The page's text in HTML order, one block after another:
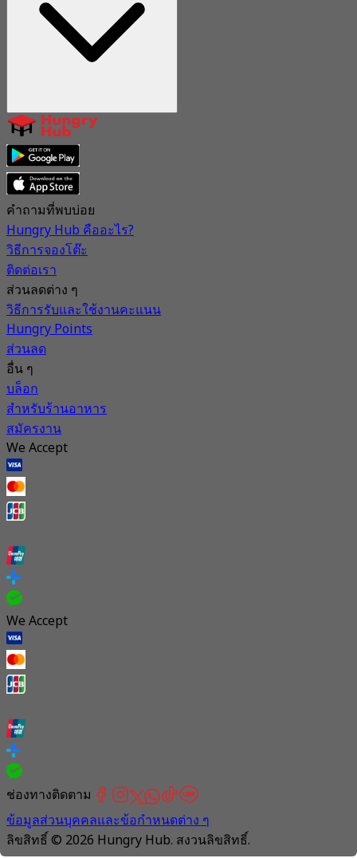
คำถามที่พบบ่อย
Hungry Hub คืออะไร?
วิธีการจองโต๊ะ
ติดต่อเรา
ส่วนลดต่าง ๆ
วิธีการรับและใช้งานคะแนน
Hungry Points
ส่วนลด
อื่น ๆ
บล็อก
สำหรับร้านอาหาร
สมัครงาน
We Accept
We Accept
ช่องทางติดตาม
ข้อมูลส่วนบุคคลและข้อกำหนดต่าง ๆ
ลิขสิทธิ์ © 2026 Hungry Hub. สงวนลิขสิทธิ์.